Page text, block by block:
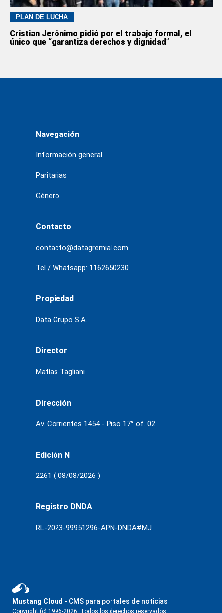
PLAN DE LUCHA
Cristian Jerónimo pidió por el trabajo formal, el
único que “garantiza derechos y dignidad”
Navegación
Información general
Paritarias
Género
Contacto
contacto@datagremial.com
Tel / Whatsapp: 1162650230
Propiedad
Data Grupo S.A.
Director
Matías Tagliani
Dirección
Av. Corrientes 1454 - Piso 17° of. 02
Edición N
2261 ( 08/08/2026 )
Registro DNDA
RL-2023-99951296-APN-DNDA#MJ
Mustang Cloud - CMS para portales de noticias
Copyright (c) 1996-2026. Todos los derechos reservados.